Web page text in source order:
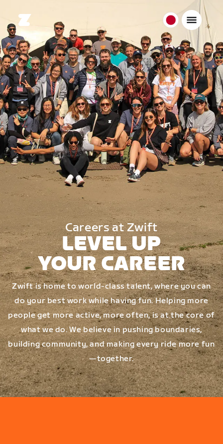
日
本
日
本
語
Careers at Zwift
LEVEL UP
YOUR CAREER
Zwift is home to world-class talent, where you can
do your best work while having fun. Helping more
people get more active, more often, is at the core of
what we do. We believe in pushing boundaries,
building community, and making every ride more fun
—together.